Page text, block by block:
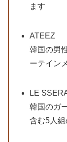
ます
ATEEZ
韓国の男
ーテイン
LE
韓国のガ
含む5人